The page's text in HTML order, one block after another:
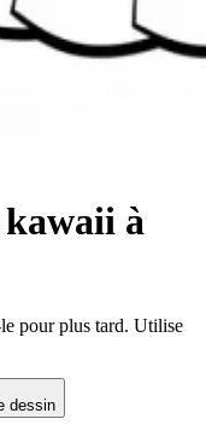
kawaii à
pour plus tard. Utilise
dessin